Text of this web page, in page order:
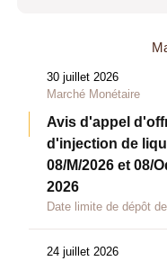
30 juillet 2026
Marché Monétaire
Avis d'appel
d'injection de
08/M/2026 et 08/
2026
Date limite de dépôt
24 juillet 2026